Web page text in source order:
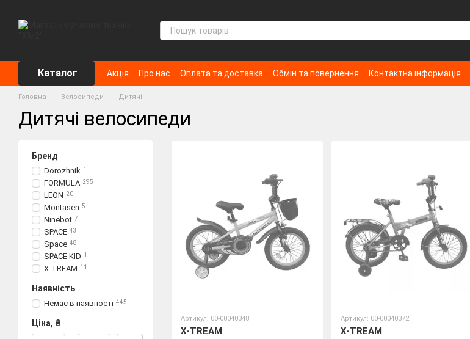
Каталог Акція Про нас Оплата та доставка Обмін та повернення Контактна інформація
Головна Велосипеди Дитячі
Дитячі велосипеди
Артикул: 00-00040348
X-TREAM
Артикул: 00-00040372
X-TREAM
Бренд
Dorozhnik 1
FORMULA 295
LEON 20
Montasen 5
Ninebot 7
SPACE 43
Space 48
SPACE KID 1
X-TREAM 11
Наявність
Немає в наявності 445
Ціна, ₴